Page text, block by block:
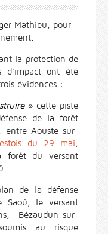
Mathieu, pour
la protection de
d’impact ont été
évidences :
» cette piste
de la forêt
entre Aouste-sur-
du 29 mai
forêt du versant
de la défense
Saoû, le versant
Bézaudun-sur-
au risque